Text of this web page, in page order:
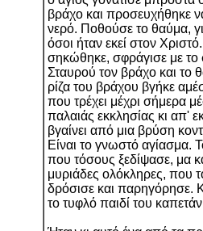
βράχο και προσευχήθηκε
νερό. Ποθούσε το θαύμα,
όσοι ήταν εκεί στον
σηκώθηκε, σφράγισε με το
Σταυρού τον βράχο και το
ρίζα του βράχου βγήκε
που τρέχει μέχρι σήμερα
παλαιάς εκκλησίας κι απ'
βγαίνει από μια βρύση
Είναι το γνωστό αγίασμα.
που τόσους ξεδίψασε, μα
μυριάδες ολόκληρες, που
δρόσισε και παρηγόρησε.
το τυφλό παιδί του